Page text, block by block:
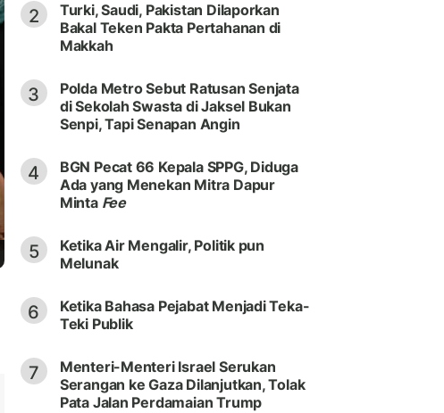
2
Turki, Saudi, Pakistan Dilaporkan
Bakal Teken Pakta Pertahanan di
Makkah
3
Polda Metro Sebut Ratusan Senjata
di Sekolah Swasta di Jaksel Bukan
Senpi, Tapi Senapan Angin
4
BGN Pecat 66 Kepala SPPG, Diduga
Ada yang Menekan Mitra Dapur
Minta Fee
5
Ketika Air Mengalir, Politik pun
Melunak
6
Ketika Bahasa Pejabat Menjadi Teka-
Teki Publik
7
Menteri-Menteri Israel Serukan
Serangan ke Gaza Dilanjutkan, Tolak
Pata Jalan Perdamaian Trump